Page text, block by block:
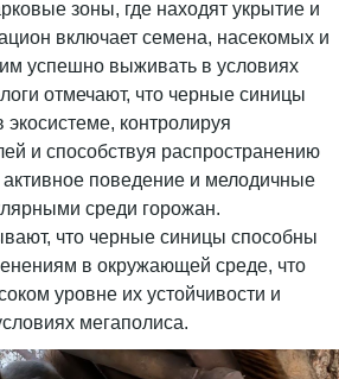
зоны, где находят укрытие и
включает семена, насекомых и
успешно выживать в условиях
отмечают, что черные синицы
контролируя
и способствуя распространению
поведение и мелодичные
среди горожан.
что черные синицы способны
в окружающей среде, что
уровне их устойчивости и
мегаполиса.